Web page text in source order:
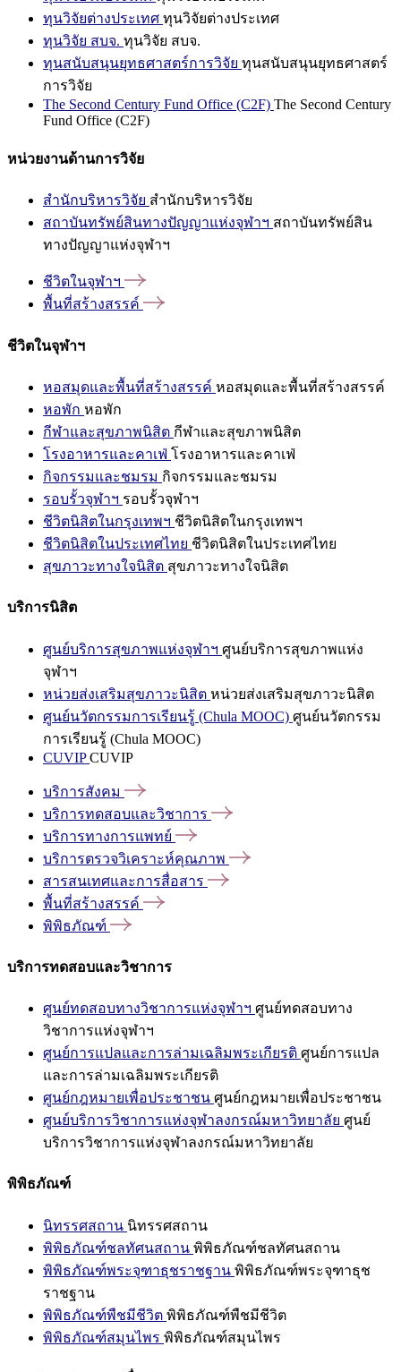
ทุนวิจัยต่างประเทศ ทุนวิจัยต่างประเทศ
ทุนวิจัย สบจ. ทุนวิจัย สบจ.
ทุนสนับสนุนยุทธศาสตร์การวิจัย ทุนสนับสนุนยุทธศาสตร์
การวิจัย
The Second Century Fund Office (C2F) The Second Century
Fund Office (C2F)
หน่วยงานด้านการวิจัย
สำนักบริหารวิจัย สำนักบริหารวิจัย
สถาบันทรัพย์สินทางปัญญาแห่งจุฬาฯ สถาบันทรัพย์สิน
ทางปัญญาแห่งจุฬาฯ
ชีวิตในจุฬาฯ
พื้นที่สร้างสรรค์
ชีวิตในจุฬาฯ
หอสมุดและพื้นที่สร้างสรรค์ หอสมุดและพื้นที่สร้างสรรค์
หอพัก หอพัก
กีฬาและสุขภาพนิสิต กีฬาและสุขภาพนิสิต
โรงอาหารและคาเฟ่ โรงอาหารและคาเฟ่
กิจกรรมและชมรม กิจกรรมและชมรม
รอบรั้วจุฬาฯ รอบรั้วจุฬาฯ
ชีวิตนิสิตในกรุงเทพฯ ชีวิตนิสิตในกรุงเทพฯ
ชีวิตนิสิตในประเทศไทย ชีวิตนิสิตในประเทศไทย
สุขภาวะทางใจนิสิต สุขภาวะทางใจนิสิต
บริการนิสิต
ศูนย์บริการสุขภาพแห่งจุฬาฯ ศูนย์บริการสุขภาพแห่ง
จุฬาฯ
หน่วยส่งเสริมสุขภาวะนิสิต หน่วยส่งเสริมสุขภาวะนิสิต
ศูนย์นวัตกรรมการเรียนรู้ (Chula MOOC) ศูนย์นวัตกรรม
การเรียนรู้ (Chula MOOC)
CUVIPCUVIP
บริการสังคม
บริการทดสอบและวิชาการ
บริการทางการแพทย์
บริการตรวจวิเคราะห์คุณภาพ
สารสนเทศและการสื่อสาร
พื้นที่สร้างสรรค์
พิพิธภัณฑ์
บริการทดสอบและวิชาการ
ศูนย์ทดสอบทางวิชาการแห่งจุฬาฯ ศูนย์ทดสอบทาง
วิชาการแห่งจุฬาฯ
ศูนย์การแปลและการล่ามเฉลิมพระเกียรติ ศูนย์การแปล
และการล่ามเฉลิมพระเกียรติ
ศูนย์กฎหมายเพื่อประชาชน ศูนย์กฎหมายเพื่อประชาชน
ศูนย์บริการวิชาการแห่งจุฬาลงกรณ์มหาวิทยาลัย ศูนย์
บริการวิชาการแห่งจุฬาลงกรณ์มหาวิทยาลัย
พิพิธภัณฑ์
นิทรรศสถาน นิทรรศสถาน
พิพิธภัณฑ์ชลทัศนสถาน พิพิธภัณฑ์ชลทัศนสถาน
พิพิธภัณฑ์พระจุฑาธุชราชฐาน พิพิธภัณฑ์พระจุฑาธุช
ราชฐาน
พิพิธภัณฑ์พืชมีชีวิต พิพิธภัณฑ์พืชมีชีวิต
พิพิธภัณฑ์สมุนไพร พิพิธภัณฑ์สมุนไพร